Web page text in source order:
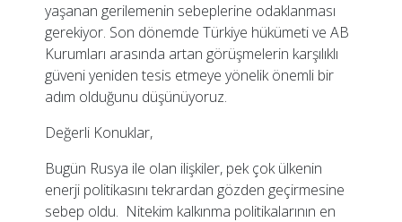
yaşanan gerilemenin sebeplerine odaklanması
gerekiyor. Son dönemde Türkiye hükümeti ve AB
Kurumları arasında artan görüşmelerin karşılıklı
güveni yeniden tesis etmeye yönelik önemli bir
adım olduğunu düşünüyoruz.
Değerli Konuklar,
Bugün Rusya ile olan ilişkiler, pek çok ülkenin
enerji politikasını tekrardan gözden geçirmesine
sebep oldu. Nitekim kalkınma politikalarının en